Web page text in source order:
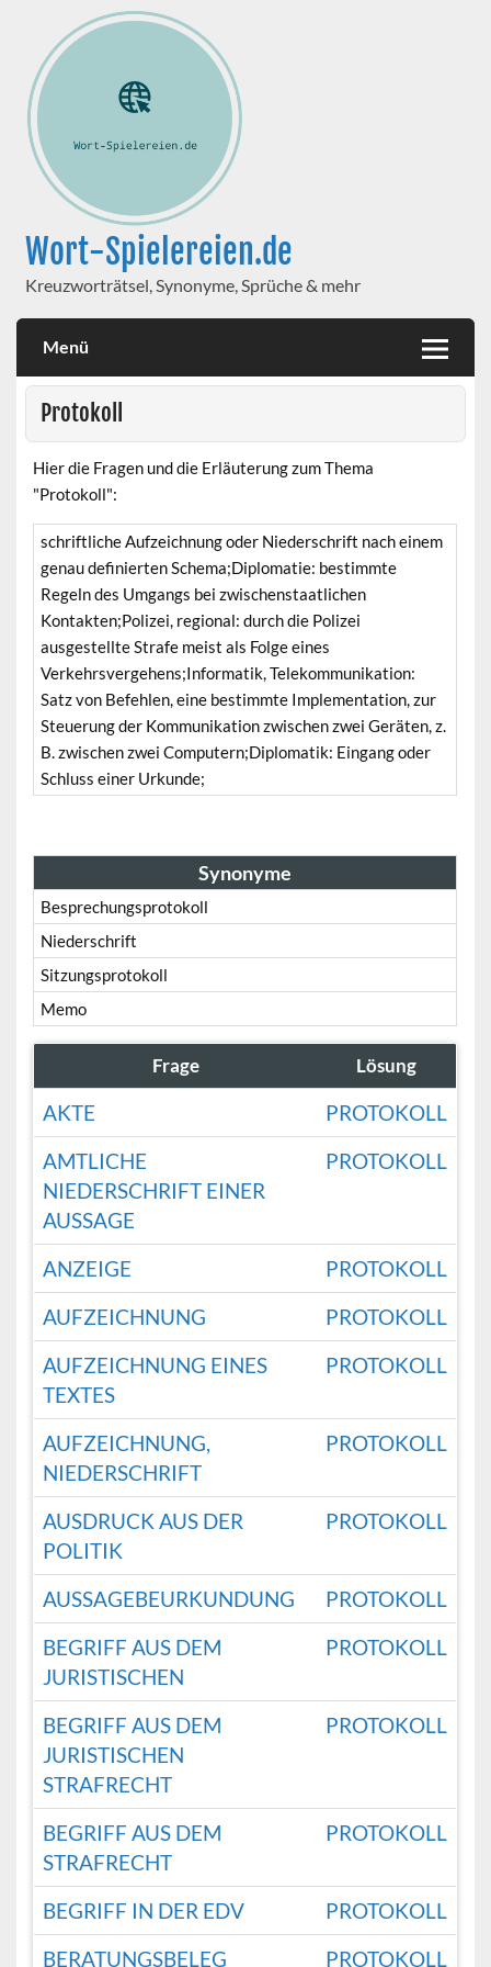
Wort-Spielereien.de
Kreuzworträtsel, Synonyme, Sprüche & mehr
Menü
Protokoll
Hier die Fragen und die Erläuterung zum Thema
"Protokoll":
schriftliche Aufzeichnung oder Niederschrift nach einem
genau definierten Schema;Diplomatie: bestimmte
Regeln des Umgangs bei zwischenstaatlichen
Kontakten;Polizei, regional: durch die Polizei
ausgestellte Strafe meist als Folge eines
Verkehrsvergehens;Informatik, Telekommunikation:
Satz von Befehlen, eine bestimmte Implementation, zur
Steuerung der Kommunikation zwischen zwei Geräten, z.
B. zwischen zwei Computern;Diplomatik: Eingang oder
Schluss einer Urkunde;
Synonyme
Besprechungsprotokoll
Niederschrift
Sitzungsprotokoll
Memo
Frage Lösung
AKTE
PROTOKOLL
AMTLICHE
NIEDERSCHRIFT EINER
AUSSAGE
PROTOKOLL
ANZEIGE
PROTOKOLL
AUFZEICHNUNG
PROTOKOLL
AUFZEICHNUNG EINES
TEXTES
PROTOKOLL
AUFZEICHNUNG,
NIEDERSCHRIFT
PROTOKOLL
AUSDRUCK AUS DER
POLITIK
PROTOKOLL
AUSSAGEBEURKUNDUNG
PROTOKOLL
BEGRIFF AUS DEM
JURISTISCHEN
PROTOKOLL
BEGRIFF AUS DEM
JURISTISCHEN
STRAFRECHT
PROTOKOLL
BEGRIFF AUS DEM
STRAFRECHT
PROTOKOLL
BEGRIFF IN DER EDV
PROTOKOLL
BERATUNGSBELEG
PROTOKOLL